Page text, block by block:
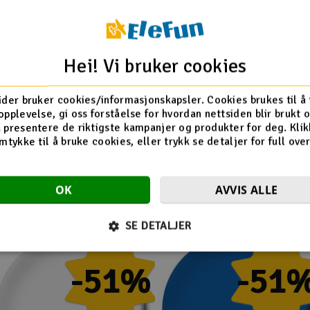
av dine
Flere så også på
-51% -
Hei! Vi bruker cookies
bruker cookies/informasjonskapsler. Cookies brukes til å
gi oss forståelse for hvordan nettsiden blir brukt
presentere de riktigste kampanjer og produkter for deg.
til å bruke cookies, eller trykk se detaljer for full
OK AVVIS ALLE
SE DETALJER